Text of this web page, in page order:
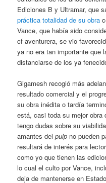
Ediciones B y Ultramar, que
práctica totalidad de su obra
Vance, que había sido
cf aventurera, se vio
ya no era tan importante que
distanciarse de los ya
Gigamesh recogió más
resultado comercial y el
su obra inédita o tardía
está, casi toda su mejor obra
tengo dudas sobre su
amantes delpulp no pueden
resultará de interés para
como yo que tienen las
lo cual el culto por Vance,
deja de mantenerse en